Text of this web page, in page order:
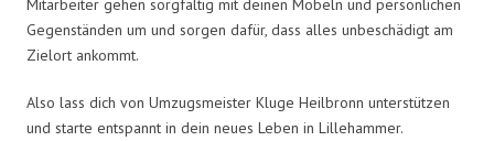
Mitarbeiter gehen sorgfältig mit deinen Möbeln und persönlichen
Gegenständen um und sorgen dafür, dass alles unbeschädigt am
Zielort ankommt.
Also lass dich von Umzugsmeister Kluge Heilbronn unterstützen
und starte entspannt in dein neues Leben in Lillehammer.